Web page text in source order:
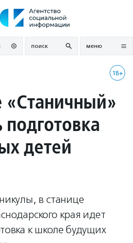
поиск меню
18+
«Станичный»
подготовка
детей
в станице
края идет
к школе будущих